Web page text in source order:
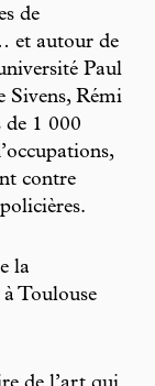
de
et autour de
Paul
Sivens, Rémi
de 1 000
contre
la
Toulouse